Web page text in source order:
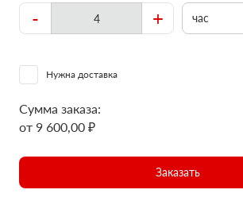
- + час
Нужна доставка
Сумма заказа:
от 9 600,00 ₽
Заказать